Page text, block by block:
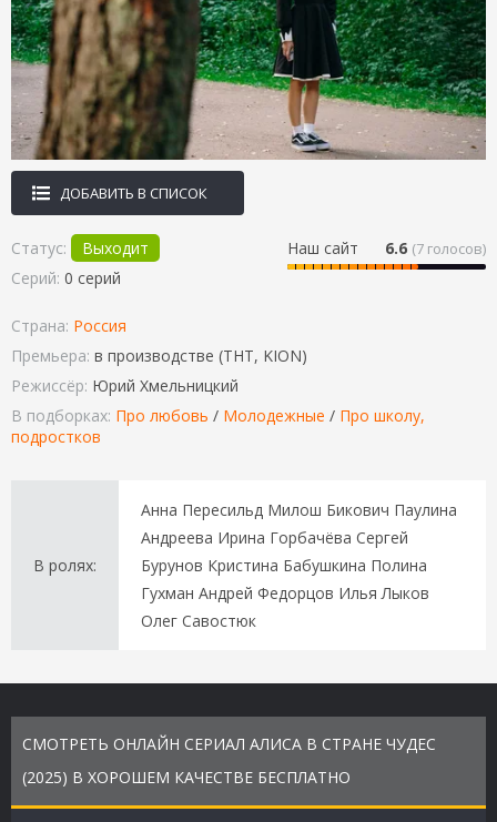
ДОБАВИТЬ В СПИСОК
Наш сайт 6.6 (7 голосов)
Статус:
Выходит
Серий: 0 серий
Страна: Россия
Премьера: в производстве (ТНТ, KION)
Режиссёр: Юрий Хмельницкий
В подборках: Про любовь / Молодежные / Про школу,
подростков
В ролях:
Анна Пересильд Милош Бикович Паулина
Андреева Ирина Горбачёва Сергей
Бурунов Кристина Бабушкина Полина
Гухман Андрей Федорцов Илья Лыков
Олег Савостюк
СМОТРЕТЬ ОНЛАЙН СЕРИАЛ АЛИСА В СТРАНЕ ЧУДЕС
(2025) В ХОРОШЕМ КАЧЕСТВЕ БЕСПЛАТНО